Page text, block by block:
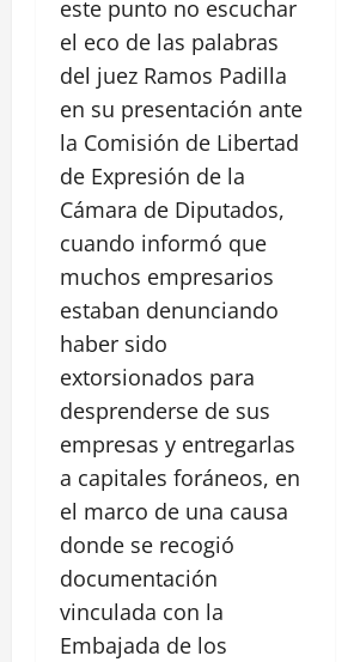
este punto no escuchar
el eco de las palabras
del juez Ramos Padilla
en su presentación ante
la Comisión de Libertad
de Expresión de la
Cámara de Diputados,
cuando informó que
muchos empresarios
estaban denunciando
haber sido
extorsionados para
desprenderse de sus
empresas y entregarlas
a capitales foráneos, en
el marco de una causa
donde se recogió
documentación
vinculada con la
Embajada de los